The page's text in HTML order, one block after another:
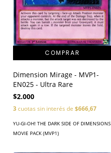
Dimension Mirage - MVP1-
EN025 - Ultra Rare
$2.000
3cuotas sin interés de$666,67
YU-GI-OH! THE DARK SIDE OF DIMENSIONS
MOVIE PACK (MVP1)